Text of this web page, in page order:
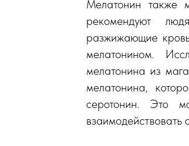
Мелатонин также
рекомендуют
разжижающие
мелатонином.
мелатонина из
мелатонина,
серотонин. Это